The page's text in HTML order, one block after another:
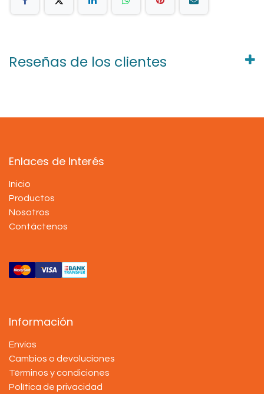
Reseñas de los clientes
Enlaces de Interés
Inicio
Productos
Nosotros
Contáctenos
Información
Envíos
Cambios o devoluciones
Términos y condiciones
Política de privacidad